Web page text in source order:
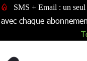
SMS + Email : un
avec chaque